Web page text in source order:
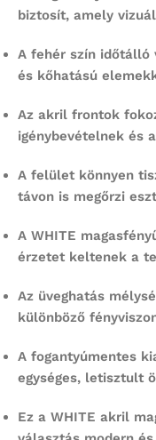
biztosít, amely
A fehér szín időtálló
és kőhatású
Az akril frontok
igénybevételnek és
A felület könnyen
távon is megőrzi
A WHITE
érzetet keltenek a
Az üveghatás
különböző
A fogantyúmentes
egységes, letisztult
Ez a WHITE akril